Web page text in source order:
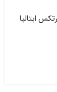
ایتالیا